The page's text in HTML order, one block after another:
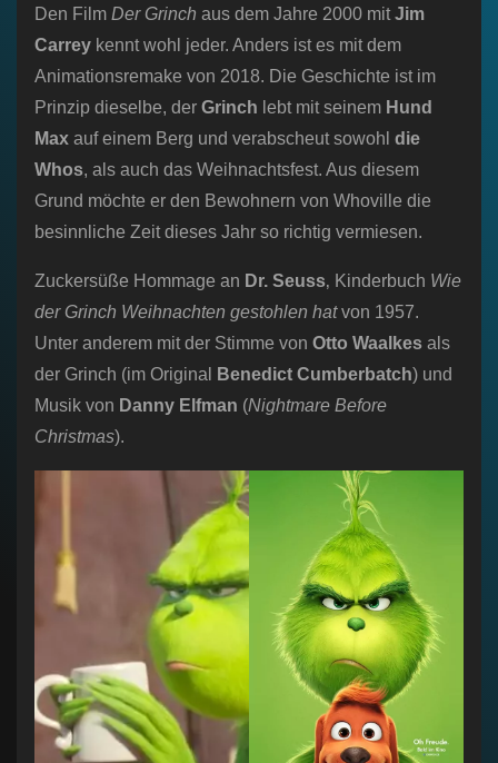
Den Film Der Grinch aus dem Jahre 2000 mitJim
Carrey kennt wohl jeder. Anders ist es mit dem
Animationsremake von 2018. Die Geschichte ist im
Prinzip dieselbe, der Grinch lebt mit seinem Hund
Max auf einem Berg und verabscheut sowohl die
Whos, als auch das Weihnachtsfest. Aus diesem
Grund möchte er den Bewohnern von Whoville die
besinnliche Zeit dieses Jahr so richtig vermiesen.
Zuckersüße Hommage an Dr. Seuss‚ Kinderbuch Wie
der Grinch Weihnachten gestohlen hatvon 1957.
Unter anderem mit der Stimme von Otto Waalkes als
der Grinch (im Original
Benedict Cumberbatch) und
Musik von Danny Elfman (Nightmare Before
Christmas).